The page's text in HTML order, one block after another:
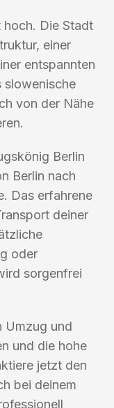
hoch. Die Stadt
einer
entspannten
slowenische
von der Nähe
Berlin
Berlin nach
Das erfahrene
deiner
oder
sorgenfrei
Umzug und
und die hohe
jetzt den
bei deinem